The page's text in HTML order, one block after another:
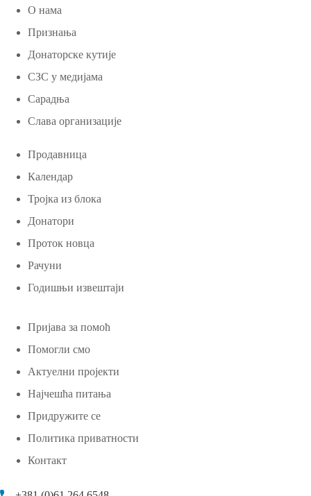
О нама
Признања
Донаторске кутије
СЗС у медијама
Сарадња
Слава организације
Продавница
Календар
Тројка из блока
Донатори
Проток новца
Рачуни
Годишњи извештаји
Пријава за помоћ
Помогли смо
Актуелни пројекти
Најчешћа питања
Придружите се
Политика приватности
Контакт